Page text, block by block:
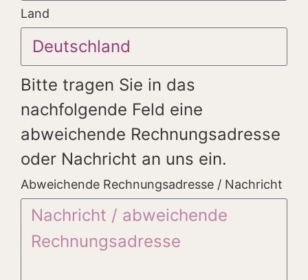
Land
Bitte tragen Sie in das
nachfolgende Feld eine
abweichende Rechnungsadresse
oder Nachricht an uns ein.
Abweichende Rechnungsadresse / Nachricht